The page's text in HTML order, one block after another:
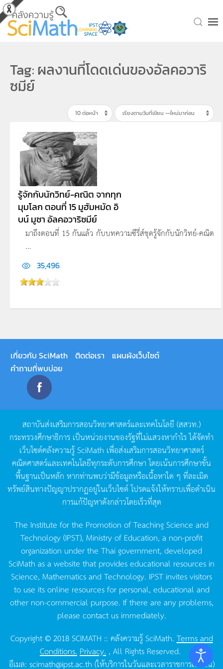
Skip to main content
Tag: ผลงานที่โดดเด่นของอัลคอวาริ
ซมีย์
รู้จักกับนักวิทย์-คณิต จากทุก
มุมโลก ตอนที่ 15 มูฮัมหมัด อิ
บน์ มูซา อัลคอวาริซมีย์
มาถึงตอนที่ 15 กันแล้ว กับบทความซีรี่ส์ชุดรู้จักกับนักวิทย์-คณิต
...
35,496
เกี่ยวกับ SciMath ติดต่อเรา
แผนผังเว็บไซต์
คำถามที่พบบ่อย
สถาบันส่งเสริมการสอนวิทยาศาสตร์และเทคโนโลยี (สสวท.)
กระทรวงศึกษาธิการ เป็นหน่วยงานของรัฐที่ไม่แสวงหากำไรได้จัดทำ
เว็บไซต์คลังความรู้SciMath เพื่อส่งเสริมการสอนวิทยาศาสตร์
คณิตศาสตร์และเทคโนโลยีทุกระดับการศึกษา โดยเน้นการศึกษาขั้น
พื้นฐานเป็นหลัก หากท่านพบว่ามีข้อมูลหรือเนื้อหาใด ๆ ที่ละเมิด
ทรัพย์สินทางปัญญาปรากฏอยู่ในเว็บไซต์โปรดแจ้งให้ทราบเพื่อดำเนิน
การแก้ปัญหาดังกล่าวโดยเร็วที่สุด
The Institute for the Promotion of Teaching Science and
Technology (IPST), Ministry of Education, a non-profit
organization under the Thai government, developed
SciMath as a website that provides educational resources in
Science, Mathematics and Technology. IPST invites visitors
to use its online resources for personal, educational and
other non-commercial purpose. If there are any problems,
please contact us immediately.
Copyright © 2018 SCIMATH :: คลังความรู้ SciMath.Terms and
Conditions. Privacy. , All Rights Reserved.
อีเมล: scimath@ipst.ac.th (ให้บริการในวันและเวลาราชการเท่านั้น)